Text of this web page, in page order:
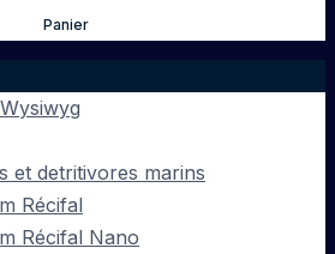
Panier
et detritivores marins
Récifal
Récifal Nano